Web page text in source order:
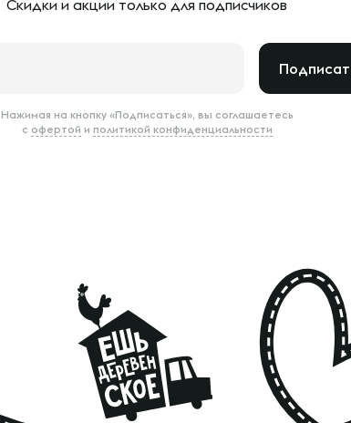
Скидки и акции только для подписчиков
Нажимая на кнопку «Подписаться», вы соглашаетесь
с офертой и политикой конфиденциальности